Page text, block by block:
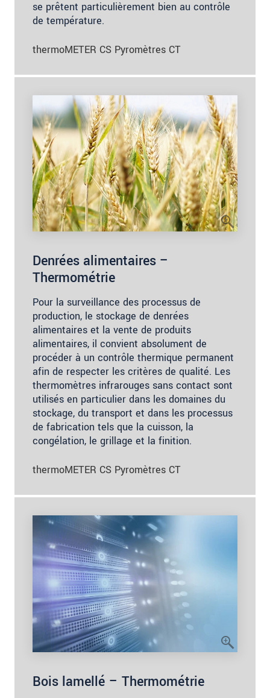
se prêtent particulièrement bien au contrôle
de température.
thermoMETER CS Pyromètres CT
Denrées alimentaires –
Thermométrie
Pour la surveillance des processus de
production, le stockage de denrées
alimentaires et la vente de produits
alimentaires, il convient absolument de
procéder à un contrôle thermique permanent
afin de respecter les critères de qualité. Les
thermomètres infrarouges sans contact sont
utilisés en particulier dans les domaines du
stockage, du transport et dans les processus
de fabrication tels que la cuisson, la
congélation, le grillage et la finition.
thermoMETER CS Pyromètres CT
Bois lamellé – Thermométrie